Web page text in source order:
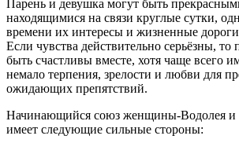
Парень и девушка могут быть
находящимися на связи круглые сутки,
времени их интересы и жизненные дороги
Если чувства действительно серьёзны, то
быть счастливы вместе, хотя чаще всего
немало терпения, зрелости и любви для
ожидающих препятствий.
Начинающийся союз женщины-Водолея
имеет следующие сильные стороны: